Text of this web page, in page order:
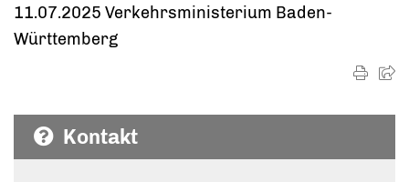
11.07.2025 Verkehrsministerium Baden-
Württemberg
Kontakt